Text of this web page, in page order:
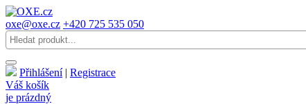
oxe@oxe.cz +420 725 535 050
Přihlášení| Registrace
Váš košík
je prázdný